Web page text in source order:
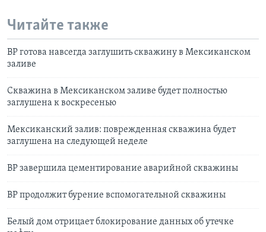
Читайте также
ВР готова навсегда заглушить скважину в Мексиканском
заливе
Скважина в Мексиканском заливе будет полностью
заглушена к воскресенью
Мексиканский залив: поврежденная скважина будет
заглушена на следующей неделе
BP завершила цементирование аварийной скважины
BP продолжит бурение вспомогательной скважины
Белый дом отрицает блокирование данных об утечке